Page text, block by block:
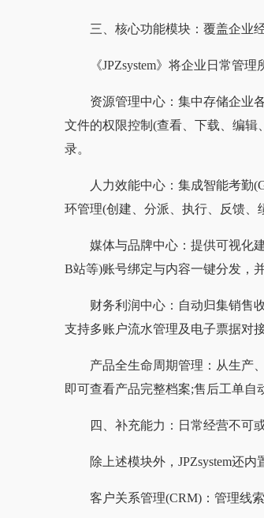
三、核心功能模块：覆盖企业
《JPZsystem》将企业日常管
资源管理中心：集中存储企业
文件的权限控制(查看、下载、编
录。
人力效能中心：集成智能考勤
环管理(创建、分派、执行、反馈、
媒体与品牌中心：提供可视化
B站等)账号绑定与内容一键分发，
财务利润中心：自动归集销售
支持多账户流水管理及电子票据对
产品全生命周期管理：从生产
即可查看产品完整档案;售后工单自
四、补充能力：日常经营不可
除上述模块外，JPZsystem还
客户关系管理(CRM)：管理线